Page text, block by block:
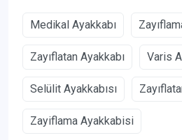
Medikal Ayakkabı
Zayıflatan Ayakkabı Varis
Selülit Ayakkabısı
Zayiflama Ayakkabisi